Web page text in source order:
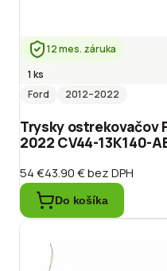
12 mes. záruka
1 ks
Ford
2012–2022
Trysky ostrekovačov
2022 CV44-13K140-
54 €43.90 €bez DPH
Do košíka